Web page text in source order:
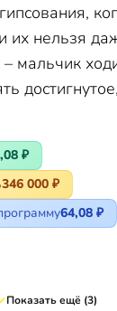
их нельзя
– мальчик
₽
346 000 ₽
64,08 ₽
Показать ещё (3)